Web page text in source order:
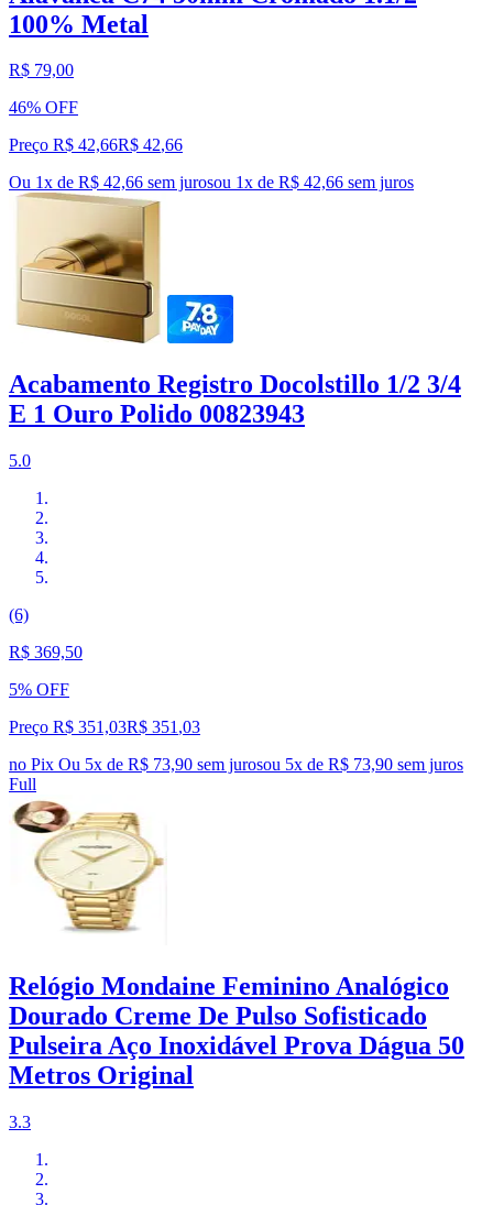
100% Metal
R$ 79,00
46% OFF
Preço R$ 42,66R$ 42,66
Ou 1x de R$ 42,66 sem jurosou 1x de R$ 42,66 sem juros
Acabamento Registro Docolstillo 1/2 3/4
E 1 Ouro Polido 00823943
5.0
(6)
R$ 369,50
5% OFF
Preço R$ 351,03R$ 351 ,03
no Pix Ou 5x de R$ 73,90 sem jurosou 5x de R$ 73,90 sem juros
Full
Relógio Mondaine Feminino Analógico
Dourado Creme De Pulso Sofisticado
Pulseira Aço Inoxidável Prova Dágua 50
Metros Original
3.3